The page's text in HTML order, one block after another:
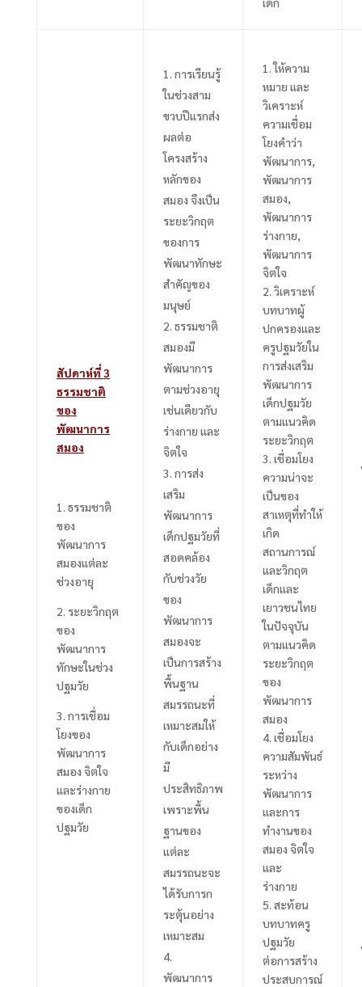
สัปดาห์ที่3
ธรรมชาติ
ของ
พัฒนาการ
สมอง
1. ธรรมชาติ
ของ
พัฒนาการ
สมองแต่ละ
ช่วงอายุ
2. ระยะวิกฤต
ของ
พัฒนาการ
ทักษะในช่วง
ปฐมวัย
3. การเชื่อม
โยงของ
พัฒนาการ
สมอง จิตใจ
และร่างกาย
ของเด็ก
ปฐมวัย
การเรียนรู้
ในช่วงสาม
ขวบปีแรกส่ง
ผลต่อ
โครงสร้าง
หลักของ
สมอง จึงเป็น
ระยะวิกฤต
ของการ
พัฒนาทักษะ
สำคัญของ
มนุษย์
ธรรมชาติ
สมองมี
พัฒนาการ
ตามช่วงอายุ
เช่นเดียวกับ
ร่างกาย และ
จิตใจ
การส่ง
เสริม
พัฒนาการ
เด็กปฐมวัยที่
สอดคล้อง
กับช่วงวัย
ของ
พัฒนาการ
สมองจะ
เป็นการสร้าง
พื้นฐาน
สมรรถนะที่
เหมาะสมให้
กับเด็กอย่าง
มี
ประสิทธิภาพ
เพราะพื้น
ฐานของ
แต่ละ
สมรรถนะจะ
ได้รับการก
ระตุ้นอย่าง
เหมาะสม
พัฒนาการ
1.ให้ความ
หมาย และ
วิเคราะห์
ความเชื่อม
โยงคำว่า
พัฒนาการ,
พัฒนาการ
สมอง,
พัฒนาการ
ร่างกาย,
พัฒนาการ
จิตใจ
2. วิเคราะห์
บทบาทผู้
ปกครองและ
ครูปฐมวัยใน
การส่งเสริม
พัฒนาการ
เด็กปฐมวัย
ตามแนวคิด
ระยะวิกฤต
3. เชื่อมโยง
ความน่าจะ
เป็นของ
สาเหตุที่ทำให้
เกิด
สถานการณ์
และวิกฤต
เด็กและ
เยาวชนไทย
ในปัจจุบัน
ตามแนวคิด
ระยะวิกฤต
ของ
พัฒนาการ
สมอง
4. เชื่อมโยง
ความสัมพันธ์
ระหว่าง
พัฒนาการ
และการ
ทำงานของ
สมอง จิตใจ
และ
ร่างกาย
5. สะท้อน
บทบาทครู
ปฐมวัย
ต่อการสร้าง
ประสบการณ์